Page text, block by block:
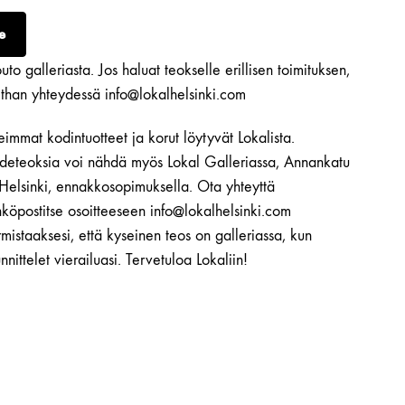
galleriasta. Jos haluat teokselle erillisen toimituksen,
yhteydessä info@lokalhelsinki.com
kodintuotteet ja korut löytyvät Lokalista.
voi nähdä myös Lokal Galleriassa, Annankatu
ennakkosopimuksella. Ota yhteyttä
osoitteeseen info@lokalhelsinki.com
että kyseinen teos on galleriassa, kun
vierailuasi. Tervetuloa Lokaliin!